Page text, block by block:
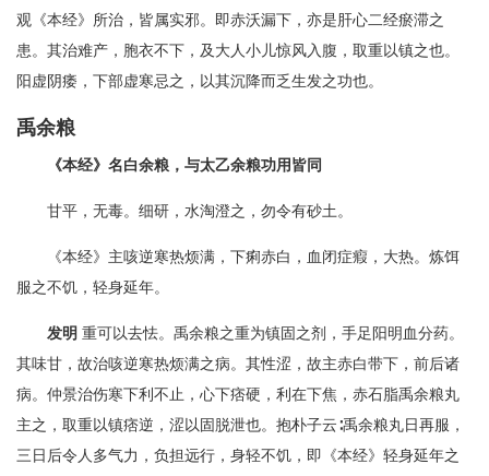
观《本经》所治，皆属实邪。即赤沃漏下，亦是肝心二经瘀滞之
患。其治难产，胞衣不下，及大人小儿惊风入腹，取重以镇之也。
阳虚阴痿，下部虚寒忌之，以其沉降而乏生发之功也。
禹余粮
《本经》名白余粮，与太乙余粮功用皆同
甘平，无毒。细研，水淘澄之，勿令有砂土。
《本经》主咳逆寒热烦满，下痢赤白，血闭症瘕，大热。炼饵
服之不饥，轻身延年。
发明 重可以去怯。禹余粮之重为镇固之剂，手足阳明血分药。
其味甘，故治咳逆寒热烦满之病。其性涩，故主赤白带下，前后诸
病。仲景治伤寒下利不止，心下痞硬，利在下焦，赤石脂禹余粮丸
主之，取重以镇痞逆，涩以固脱泄也。抱朴子云∶禹余粮丸日再服，
三日后令人多气力，负担远行，身轻不饥，即《本经》轻身延年之